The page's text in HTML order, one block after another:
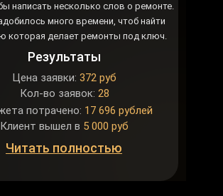
написать несколько слов о ремонте.
много времени, чтоб найти
которая делает ремонты под ключ.
Читать полностью
Результаты
Клиент вышел в 5 000 руб
Кол-во заявок: 28
Цена заявки: 372 руб
потрачено: 17 696 рублей